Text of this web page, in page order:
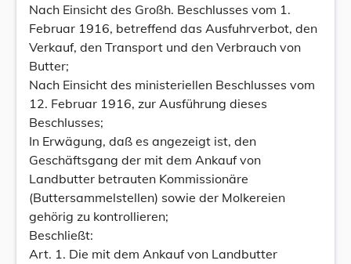
Nach Einsicht des Großh. Beschlusses vom 1.
Februar 1916, betreffend das Ausfuhrverbot, den
Verkauf, den Transport und den Verbrauch von
Butter;
Nach Einsicht des ministeriellen Beschlusses vom
12. Februar 1916, zur Ausführung dieses
Beschlusses;
In Erwägung, daß es angezeigt ist, den
Geschäftsgang der mit dem Ankauf von
Landbutter betrauten Kommissionäre
(Buttersammelstellen) sowie der Molkereien
gehörig zu kontrollieren;
Beschließt:
Art. 1. Die mit dem Ankauf von Landbutter